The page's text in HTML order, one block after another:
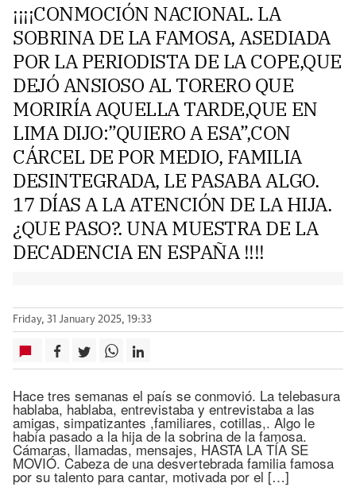
¡¡¡¡CONMOCIÓN NACIONAL. LA
SOBRINA DE LA FAMOSA, ASEDIADA
POR LA PERIODISTA DE LA COPE,QUE
DEJÓ ANSIOSO AL TORERO QUE
MORIRÍA AQUELLA TARDE,QUE EN
LIMA DIJO:”QUIERO A ESA”,CON
CÁRCEL DE POR MEDIO, FAMILIA
DESINTEGRADA, LE PASABA ALGO.
17 DÍAS A LA ATENCIÓN DE LA HIJA.
¿QUE PASO?. UNA MUESTRA DE LA
DECADENCIA EN ESPAÑA !!!!
Friday, 31 January 2025, 19:33
Hace tres semanas el país se conmovió. La telebasura
hablaba, hablaba, entrevistaba y entrevistaba a las
amigas, simpatizantes ,familiares, cotillas,. Algo le
había pasado a la hija de la sobrina de la famosa.
Cámaras, llamadas, mensajes, HASTA LA TÍA SE
MOVIÓ. Cabeza de una desvertebrada familia famosa
por su talento para cantar, motivada por el […]